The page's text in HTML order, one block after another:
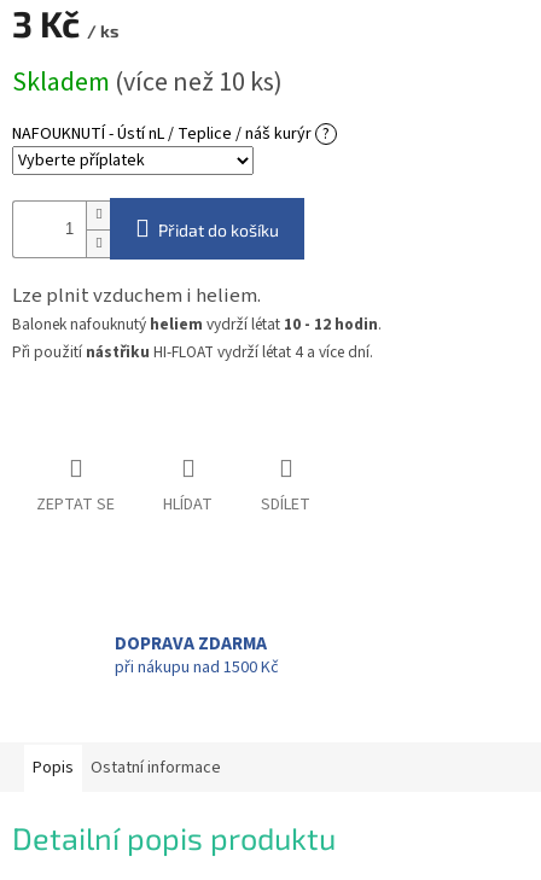
3 Kč / ks
cena:
Skladem (více než 10 ks)
NAFOUKNUTÍ - Ústí nL / Teplice / náš kurýr ?
Přidat do košíku
Lze plnit vzduchem i heliem.
Balonek nafouknutý heliem vydrží létat 10 - 12 hodin.
Při použití nástřiku HI-FLOAT vydrží létat 4 a více dní.
ZEPTAT SE HLÍDAT SDÍLET
DOPRAVA ZDARMA
při nákupu nad 1500 Kč
Popis Ostatní informace
Detailní popis produktu